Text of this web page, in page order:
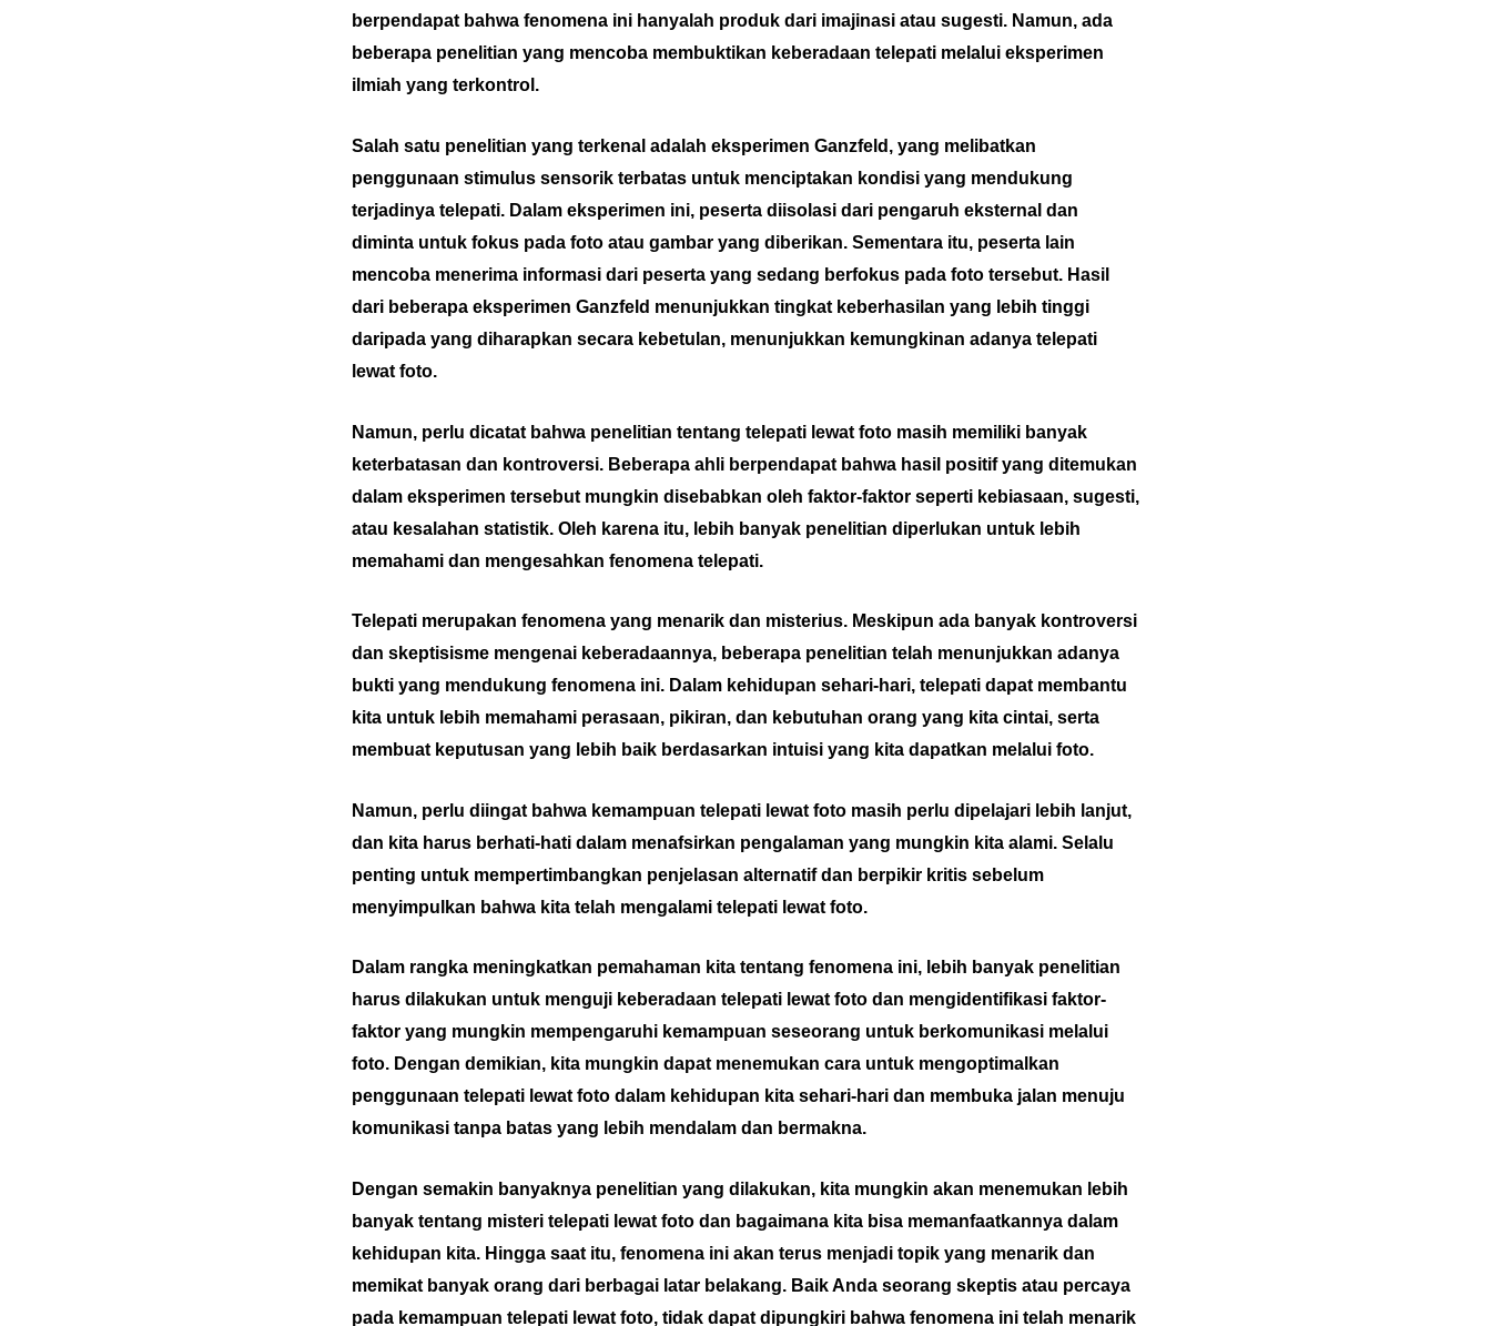
berpendapat bahwa fenomena ini hanyalah produk dari imajinasi atau sugesti. Namun, ada
beberapa penelitian yang mencoba membuktikan keberadaan telepati melalui eksperimen
ilmiah yang terkontrol.
Salah satu penelitian yang terkenal adalah eksperimen Ganzfeld, yang melibatkan
penggunaan stimulus sensorik terbatas untuk menciptakan kondisi yang mendukung
terjadinya telepati. Dalam eksperimen ini, peserta diisolasi dari pengaruh eksternal dan
diminta untuk fokus pada foto atau gambar yang diberikan. Sementara itu, peserta lain
mencoba menerima informasi dari peserta yang sedang berfokus pada foto tersebut. Hasil
dari beberapa eksperimen Ganzfeld menunjukkan tingkat keberhasilan yang lebih tinggi
daripada yang diharapkan secara kebetulan, menunjukkan kemungkinan adanya telepati
lewat foto.
Namun, perlu dicatat bahwa penelitian tentang telepati lewat foto masih memiliki banyak
keterbatasan dan kontroversi. Beberapa ahli berpendapat bahwa hasil positif yang ditemukan
dalam eksperimen tersebut mungkin disebabkan oleh faktor-faktor seperti kebiasaan, sugesti,
atau kesalahan statistik. Oleh karena itu, lebih banyak penelitian diperlukan untuk lebih
memahami dan mengesahkan fenomena telepati.
Telepati merupakan fenomena yang menarik dan misterius. Meskipun ada banyak kontroversi
dan skeptisisme mengenai keberadaannya, beberapa penelitian telah menunjukkan adanya
bukti yang mendukung fenomena ini. Dalam kehidupan sehari-hari, telepati dapat membantu
kita untuk lebih memahami perasaan, pikiran, dan kebutuhan orang yang kita cintai, serta
membuat keputusan yang lebih baik berdasarkan intuisi yang kita dapatkan melalui foto.
Namun, perlu diingat bahwa kemampuan telepati lewat foto masih perlu dipelajari lebih lanjut,
dan kita harus berhati-hati dalam menafsirkan pengalaman yang mungkin kita alami. Selalu
penting untuk mempertimbangkan penjelasan alternatif dan berpikir kritis sebelum
menyimpulkan bahwa kita telah mengalami telepati lewat foto.
Dalam rangka meningkatkan pemahaman kita tentang fenomena ini, lebih banyak penelitian
harus dilakukan untuk menguji keberadaan telepati lewat foto dan mengidentifikasi faktor-
faktor yang mungkin mempengaruhi kemampuan seseorang untuk berkomunikasi melalui
foto. Dengan demikian, kita mungkin dapat menemukan cara untuk mengoptimalkan
penggunaan telepati lewat foto dalam kehidupan kita sehari-hari dan membuka jalan menuju
komunikasi tanpa batas yang lebih mendalam dan bermakna.
Dengan semakin banyaknya penelitian yang dilakukan, kita mungkin akan menemukan lebih
banyak tentang misteri telepati lewat foto dan bagaimana kita bisa memanfaatkannya dalam
kehidupan kita. Hingga saat itu, fenomena ini akan terus menjadi topik yang menarik dan
memikat banyak orang dari berbagai latar belakang. Baik Anda seorang skeptis atau percaya
pada kemampuan telepati lewat foto, tidak dapat dipungkiri bahwa fenomena ini telah menarik